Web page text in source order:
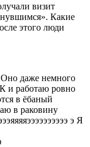
визит
Какие
этого люди
даже немного
и работаю ровно
в ёбаный
в раковину
э Я